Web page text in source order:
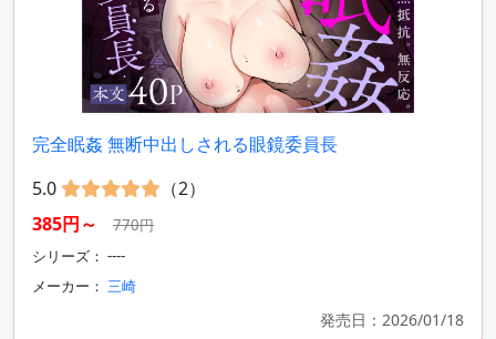
完全眠姦 無断中出しされる眼鏡委員長
5.0
（2）
385円～
770円
シリーズ： ----
メーカー： 三崎
発売日：2026/01/18